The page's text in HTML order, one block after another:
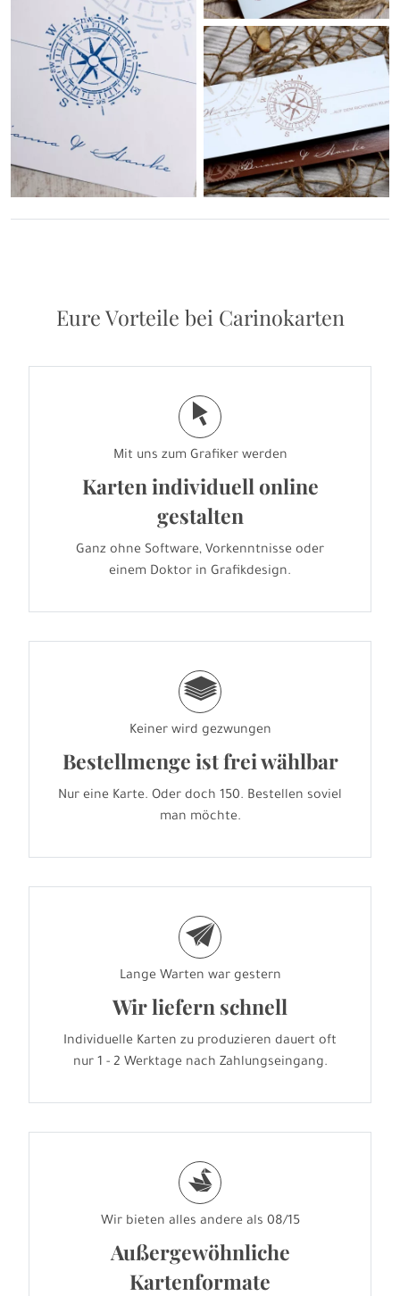
Eure Vorteile bei Carinokarten
j
Mit uns zum Grafiker werden
Karten individuell online
gestalten
Ganz ohne Software, Vorkenntnisse oder
einem Doktor in Grafikdesign.
g
Keiner wird gezwungen
Bestellmenge ist frei wählbar
Nur eine Karte. Oder doch 150. Bestellen soviel
man möchte.
e
Lange Warten war gestern
Wir liefern schnell
Individuelle Karten zu produzieren dauert oft
nur 1 - 2 Werktage nach Zahlungseingang.
s
Wir bieten alles andere als 08/15
Außergewöhnliche
Kartenformate